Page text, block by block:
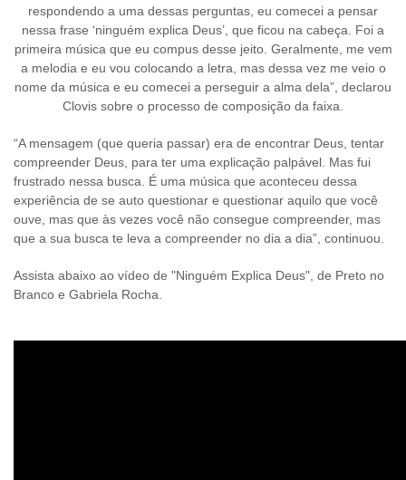
respondendo a uma dessas perguntas, eu comecei a pensar
nessa frase ‘ninguém explica Deus’, que ficou na cabeça. Foi a
primeira música que eu compus desse jeito. Geralmente, me vem
a melodia e eu vou colocando a letra, mas dessa vez me veio o
nome da música e eu comecei a perseguir a alma dela”, declarou
Clovis sobre o processo de composição da faixa.
“A mensagem (que queria passar) era de encontrar Deus, tentar
compreender Deus, para ter uma explicação palpável. Mas fui
frustrado nessa busca. É uma música que aconteceu dessa
experiência de se auto questionar e questionar aquilo que você
ouve, mas que às vezes você não consegue compreender, mas
que a sua busca te leva a compreender no dia a dia” , continuou.
Assista abaixo ao vídeo de "Ninguém Explica Deus", de Preto no
Branco e Gabriela Rocha.